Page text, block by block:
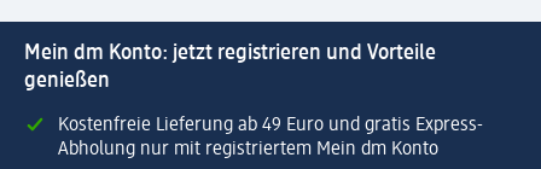
Mein dm Konto: jetzt registrieren und Vorteile
genießen
Kostenfreie Lieferung ab 49 Euro und gratis Express-
Abholung nur mit registriertem Mein dm Konto